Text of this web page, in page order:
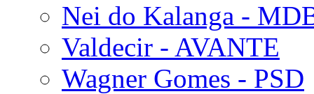
Nei do Kalanga -
Valdecir - AVANTE
Wagner Gomes - PSD